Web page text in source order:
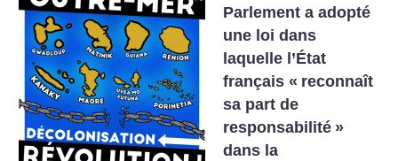
Parlement a adopté
une loi dans
laquelle l’État
français « reconnaît
sa part de
responsabilité »
dans la